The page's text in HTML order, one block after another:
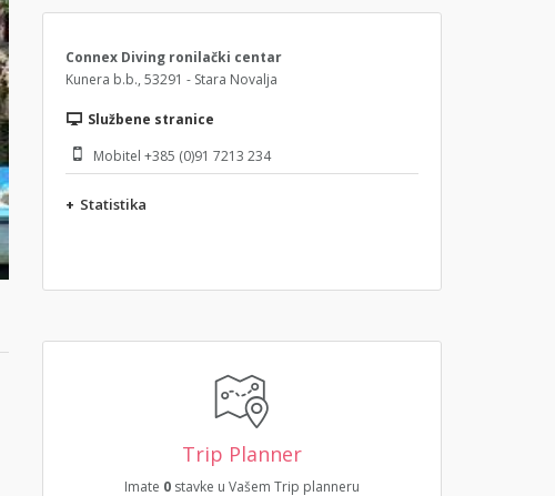
Connex Diving ronilački centar
Kunera b.b., 53291 - Stara Novalja
Službene stranice
Mobitel +385 (0)91 7213 234
+ Statistika
Trip Planner
Imate 0stavke u Vašem Trip planneru